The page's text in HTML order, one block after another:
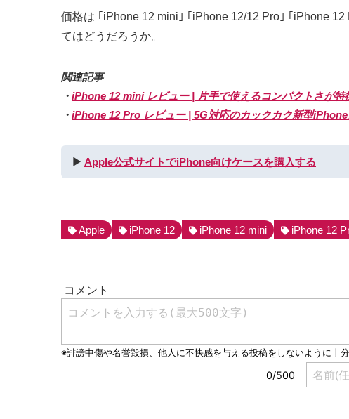
価格は ｢iPhone 12 mini｣ ｢iPhone 12/12 Pro｣ ｢iPhone
てはどうだろうか。
関連記事
・ iPhone 12 mini レビュー | 片手で使えるコンパクトさが
・ iPhone 12 Pro レビュー | 5G対応のカックカク新型
▶︎ Apple公式サイトでiPhone向けケースを購入する
Apple iPhone 12 iPhone 12 mini iPhone 12